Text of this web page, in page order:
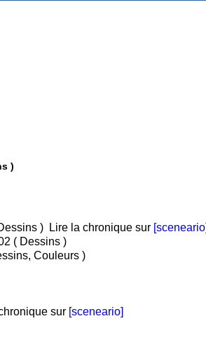
)
1 : Assassins et gentlemen / Jan 2001 ( Dessins ) Lire la chronique sur [sceneario]
• Tome 2 : De l'inconvénient d'être mort / Fév 2002 ( Dessins )
: Fantaisies meurtrières / Avr 2005 ( Dessins, Couleurs )
sur [sceneario]